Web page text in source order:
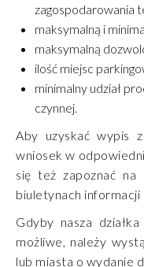
zagospodarowania
maksymalną i
maksymalną
ilość miejsc
minimalny udział
czynnej.
Aby uzyskać wypis
wniosek w
się też zapoznać na
biuletynach informacji
Gdyby nasza
możliwe, należy
lub miasta o wydanie